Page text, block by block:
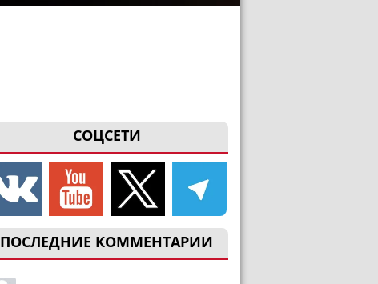
СОЦСЕТИ
ПОСЛЕДНИЕ КОММЕНТАРИИ